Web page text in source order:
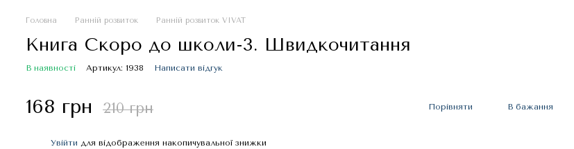
Головна Ранній розвиток Ранній розвиток VIVAT
Книга Скоро до школи-3. Швидкочитання
В наявності Артикул: 1938 Написати відгук
168 грн 210 грн Порівняти В бажання
Увійти для відображення накопичувальної знижки